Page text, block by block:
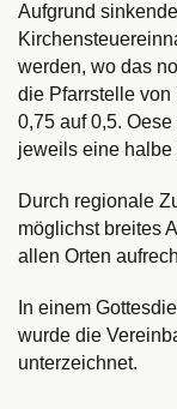
Aufgrund
werden, wo das
die Pfarrstelle von
0,75 auf 0,5.
jeweils eine halbe
Durch regionale
möglichst breites
allen Orten
In einem
wurde die
unterzeichnet.